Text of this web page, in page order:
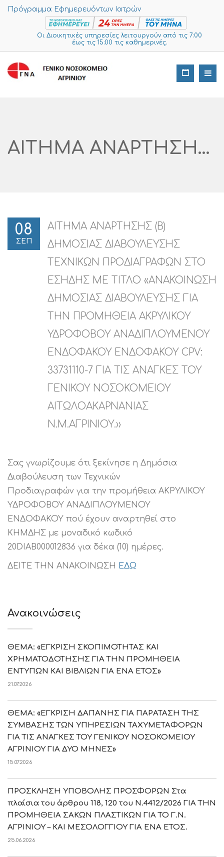
Πρόγραμμα Εφημερευόντων Ιατρών
Οι Διοικητικές υπηρεσίες λειτουργούν από τις 7:00
έως τις 15:00 τις καθημερινές.
ΑΙΤΗΜΑ ΑΝΑΡΤΗΣΗΣ (Β) ΔΗΜΟΣΙΑΣ ΔΙΑΒΟΥΛΕΥΣΗΣ ΤΕΧΝΙΚΩΝ ΠΡΟΔΙΑΓΡΑΦΩΝ ΣΤΟ ΕΣΗΔΗΣ ΜΕ ΤΙΤΛΟ «ΑΝΑΚΟΙΝΩΣΗ ΔΗΜΟΣΙΑΣ ΔΙΑΒΟΥΛΕΥΣΗΣ ΓΙΑ ΤΗΝ ΠΡΟΜΗΘΕΙΑ ΑΚΡΥΛΙΚΟΥ ΥΔΡΟΦΟΒΟΥ ΑΝΑΔΙΠΛΟΥΜΕΝΟΥ ΕΝΔΟΦΑΚΟΥ ΕΝΔΟΦΑΚΟΥ CPV: 33731110-7 ΓΙΑ ΤΙΣ ΑΝΑΓΚΕΣ ΤΟΥ ΓΕΝΙΚΟΥ ΝΟΣΟΚΟΜΕΙΟΥ ΑΙΤΩΛΟΑΚΑΡΝΑΝΙΑΣ Ν.Μ.ΑΓΡΙΝΙΟΥ.››
08
ΣΕΠ
ΑΙΤΗΜΑ ΑΝΑΡΤΗΣΗΣ (Β)
ΔΗΜΟΣΙΑΣ ΔΙΑΒΟΥΛΕΥΣΗΣ
ΤΕΧΝΙΚΩΝ ΠΡΟΔΙΑΓΡΑΦΩΝ ΣΤΟ
ΕΣΗΔΗΣ ΜΕ ΤΙΤΛΟ «ΑΝΑΚΟΙΝΩΣΗ
ΔΗΜΟΣΙΑΣ ΔΙΑΒΟΥΛΕΥΣΗΣ ΓΙΑ
ΤΗΝ ΠΡΟΜΗΘΕΙΑ ΑΚΡΥΛΙΚΟΥ
ΥΔΡΟΦΟΒΟΥ ΑΝΑΔΙΠΛΟΥΜΕΝΟΥ
ΕΝΔΟΦΑΚΟΥ ΕΝΔΟΦΑΚΟΥ CPV:
33731110-7 ΓΙΑ ΤΙΣ ΑΝΑΓΚΕΣ ΤΟΥ
ΓΕΝΙΚΟΥ ΝΟΣΟΚΟΜΕΙΟΥ
ΑΙΤΩΛΟΑΚΑΡΝΑΝΙΑΣ
Ν.Μ.ΑΓΡΙΝΙΟΥ.››
Σας γνωρίζουμε ότι ξεκίνησε η Δημόσια
Διαβούλευση των Τεχνικών
Προδιαγραφών για την προμήθεια ΑΚΡΥΛΙΚΟΥ
ΥΔΡΟΦΟΒΟΥ ΑΝΑΔΙΠΛΟΥΜΕΝΟΥ
ΕΝΔΟΦΑΚΟΥ πού έχουν αναρτηθεί στο
ΚΗΜΔΗΣ με μοναδικό κωδικό
20DIAB000012836 για δέκα (10) ημέρες.
ΔΕΙΤΕ ΤΗΝ ΑΝΑΚΟΙΝΩΣΗ ΕΔΩ
Ανακοινώσεις
ΘΕΜΑ: «ΕΓΚΡΙΣΗ ΣΚΟΠΙΜΟΤΗΤΑΣ ΚΑΙ
ΧΡΗΜΑΤΟΔΟΤΗΣΗΣ ΓΙΑ ΤΗΝ ΠΡΟΜΗΘΕΙΑ
ΕΝΤΥΠΩΝ ΚΑΙ ΒΙΒΛΙΩΝ ΓΙΑ ΕΝΑ ΕΤΟΣ»
21.07.2026
ΘΕΜΑ: «ΕΓΚΡΙΣΗ ΔΑΠΑΝΗΣ ΓΙΑ ΠΑΡΑΤΑΣΗ ΤΗΣ
ΣΥΜΒΑΣΗΣ ΤΩΝ ΥΠΗΡΕΣΙΩΝ ΤΑΧΥΜΕΤΑΦΟΡΩΝ
ΓΙΑ ΤΙΣ ΑΝΑΓΚΕΣ ΤΟΥ ΓΕΝΙΚΟΥ ΝΟΣΟΚΟΜΕΙΟΥ
ΑΓΡΙΝΙΟΥ ΓΙΑ ΔΥΟ ΜΗΝΕΣ»
15.07.2026
ΠΡΟΣΚΛΗΣΗ ΥΠΟΒΟΛΗΣ ΠΡΟΣΦΟΡΩΝ Στα
πλαίσια του άρθρου 118, 120 του Ν.4412/2026 ΓΙΑ ΤΗΝ
ΠΡΟΜΗΘΕΙΑ ΣΑΚΩΝ ΠΛΑΣΤΙΚΩΝ ΓΙΑ ΤΟ Γ.Ν.
ΑΓΡΙΝΙΟΥ – ΚΑΙ ΜΕΣΟΛΟΓΓΙΟΥ ΓΙΑ ΕΝΑ ΕΤΟΣ.
25.06.2026